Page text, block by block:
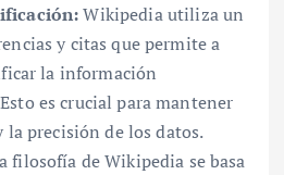
Wikipedia utiliza un
y citas que permite a
la información
es crucial para mantener
precisión de los datos.
filosofía de Wikipedia se basa